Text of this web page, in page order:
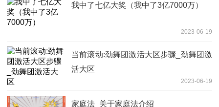
我中了七亿大奖（我中了3亿7000万）
2023-06-19
当前滚动:劲舞团激活大区步骤_劲舞团激
活大区
2023-06-19
家庭法_关于家庭法介绍